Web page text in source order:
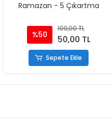
Ramazan - 5 Çıkartma
%50
100,00 TL
50,00 TL
Sepete Ekle